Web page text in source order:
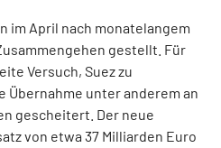
im April nach monatelangem
gestellt. Für
Versuch, Suez zu
Übernahme unter anderem an
gescheitert. Der neue
von etwa 37 Milliarden Euro